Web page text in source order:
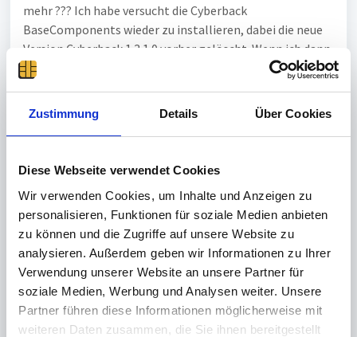
Zustimmung Details Über Cookies
Diese Webseite verwendet Cookies
Wir verwenden Cookies, um Inhalte und Anzeigen zu
personalisieren, Funktionen für soziale Medien anbieten
zu können und die Zugriffe auf unsere Website zu
analysieren. Außerdem geben wir Informationen zu Ihrer
Verwendung unserer Website an unsere Partner für
soziale Medien, Werbung und Analysen weiter. Unsere
Partner führen diese Informationen möglicherweise mit
weiteren Daten zusammen, die Sie ihnen bereitgestellt
mehr ??? Ich habe versucht die Cyberback
BaseComponents wieder zu installieren, dabei die neue
Version Cyberback 1.3.1.0 vorher gelöscht. Wenn ich dann
wieder neu installieren will kommt der Hinweis
Gibt es ein Update um diesen Fehler zu korrigieren und
alles wieder zum "Laufen" zu bringen ???
Sorted by Recent
J Jörg Emmerichpostedabout 2 years ago
Aus welchem Grund wird eine bisher in den
BaseComponents unterstützte Erkennung, ob
eine Karte im RFID-Slot oder im Kontakslot